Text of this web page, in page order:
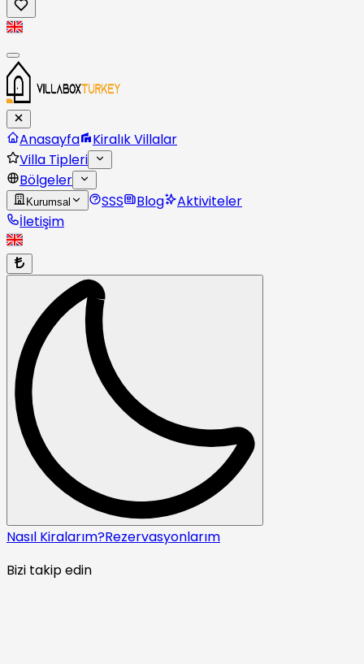
Anasayfa
Kiralık Villalar
Villa Tipleri
Bölgeler
Kurumsal SSS Blog
Aktiviteler
İletişim
Nasıl Kiralarım?Rezervasyonlarım
Bizi takip edin